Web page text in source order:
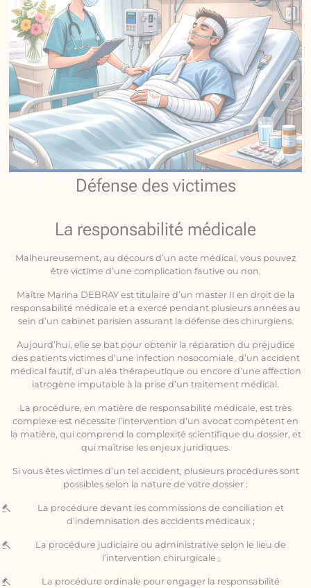
Défense des victimes
La responsabilité médicale
Malheureusement, au décours d’un acte médical, vous pouvez
être victime d’une complication fautive ou non.
Maître Marina DEBRAY est titulaire d’un master II en droit de la
responsabilité médicale et a exercé pendant plusieurs années au
sein d’un cabinet parisien assurant la défense des chirurgiens.
Aujourd’hui, elle se bat pour obtenir la réparation du préjudice
des patients victimes d’une infection nosocomiale, d’un accident
médical fautif, d’un aléa thérapeutique ou encore d’une affection
iatrogène imputable à la prise d’un traitement médical.
La procédure, en matière de responsabilité médicale, est très
complexe est nécessite l’intervention d’un avocat compétent en
la matière, qui comprend la complexité scientifique du dossier, et
qui maîtrise les enjeux juridiques.
Si vous êtes victimes d’un tel accident, plusieurs procédures sont
possibles selon la nature de votre dossier :
La procédure devant les commissions de conciliation et
d’indemnisation des accidents médicaux ;
La procédure judiciaire ou administrative selon le lieu de
l’intervention chirurgicale ;
La procédure ordinale pour engager la responsabilité